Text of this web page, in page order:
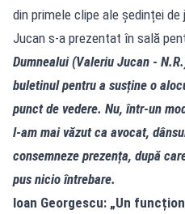
din primele clipe ale ședinței
Jucan s‑a prezentat în sală
Dumnealui (Valeriu Jucan -
buletinul pentru a susține o
punct de vedere. Nu, într‑un
l‑am mai văzut ca avocat,
consemneze prezența, după
pus nicio întrebare.
Ioan Georgescu: „Un